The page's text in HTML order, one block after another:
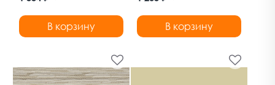
Дельфа
В корзину
зебрано Дельфа
В корзину